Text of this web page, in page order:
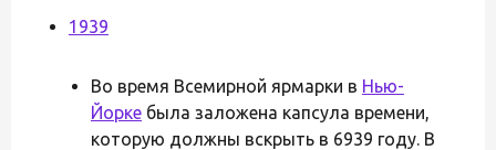
1939
Во время Всемирной ярмарки в Нью-
Йорке была заложена капсула времени,
которую должны вскрыть в 6939 году. В